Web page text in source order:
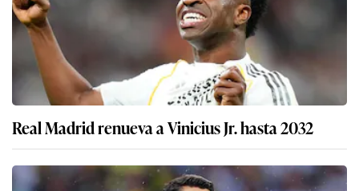
Real Madrid renueva a Vinicius Jr. hasta 2032